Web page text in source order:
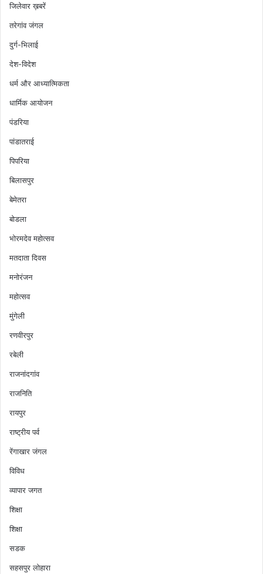
जिलेवार ख़बरें
तरेगांव जंगल
दुर्ग-भिलाई
देश-विदेश
धर्म और आध्यात्मिकता
धार्मिक आयोजन
पंडरिया
पांडातराई
पिपरिया
बिलासपुर
बेमेतरा
बोडला
भोरमदेव महोत्सव
मतदाता दिवस
मनोरंजन
महोत्सव
मुंगेली
रणवीरपुर
रबेली
राजनांदगांव
राजनिति
रायपुर
राष्ट्रीय पर्व
रेंगाखार जंगल
विविध
व्यापार जगत
शिक्षा
शिक्षा
सडक
सहसपुर लोहारा